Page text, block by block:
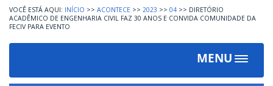
INÍCIO >> ACONTECE >> 2023 >> 04 >> DIRETÓRIO
ACADÊMICO DE ENGENHARIA CIVIL FAZ 30 ANOS E CONVIDA COMUNIDADE DA
FECIV PARA EVENTO
MENU
Toggle